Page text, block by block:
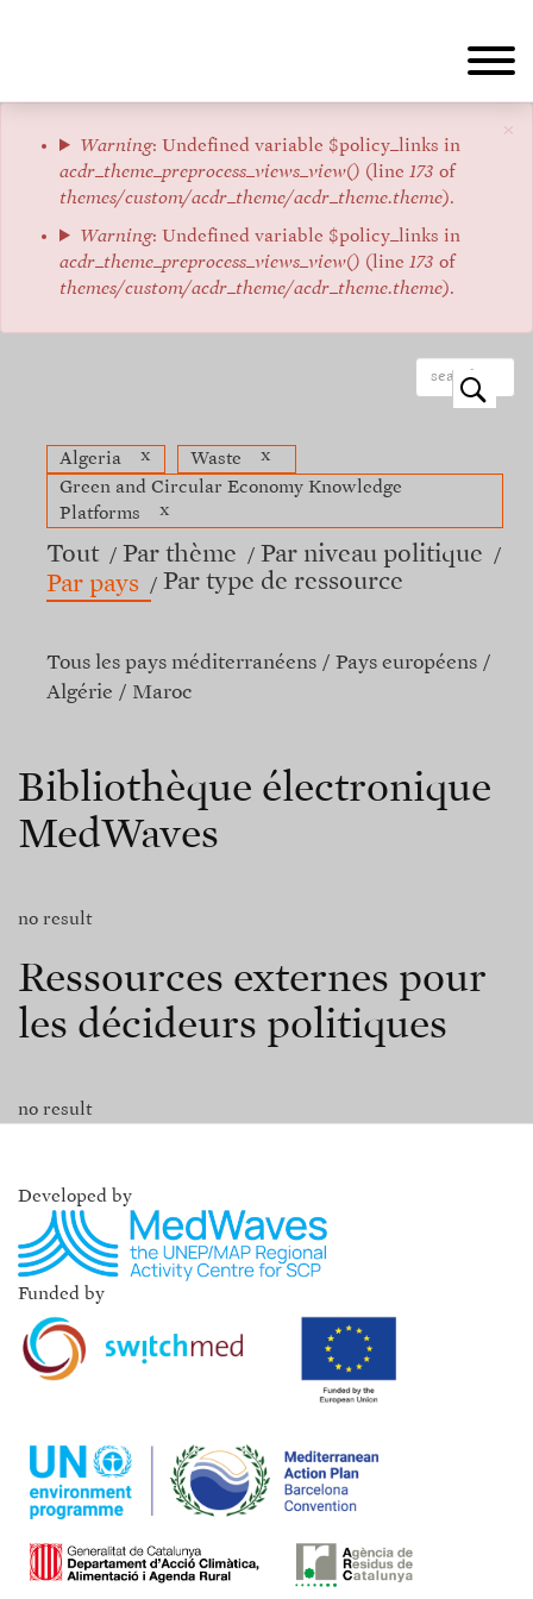
×
Message
d'erreur
Warning: Undefined variable $policy_links in
acdr_theme_preprocess_views_view() (line 173 of
themes/custom/acdr_theme/acdr_theme.theme).
Warning: Undefined variable $policy_links in
acdr_theme_preprocess_views_view() (line 173 of
themes/custom/acdr_theme/acdr_theme.theme).
o
Algeria x Waste
x
Green and Circular Economy Knowledge
Platforms
x
Tout Par thème
Par niveau politique
Par pays
Par type de ressource
Tous les pays méditerranéens
Pays européens
Algérie
Maroc
Bibliothèque électronique
MedWaves
no result
Ressources externes pour
les décideurs politiques
no result
Developed by
Funded by